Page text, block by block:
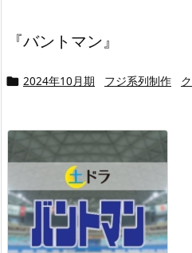
『バントマン』
 2024年10月期 フジ系列制作